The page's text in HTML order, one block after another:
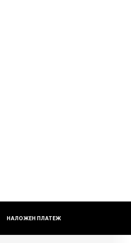
НАЛОЖЕН ПЛАТЕЖ